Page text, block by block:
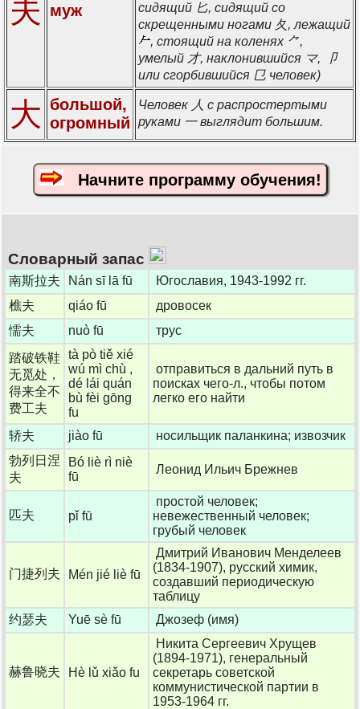
夫 муж
сидящий 匕, сидящий со
скрещенными ногами 夂, лежащий
, стоящий на коленях ⺈,
умелый 才, наклонившийся マ, 卩
или сгорбившийся 㔾 человек)
大 большой,
огромный
Человек 人 с распростертыми
руками 一 выглядит большим.
Начните программу обучения!
Словарный запас
南斯拉夫 Nán sī lā fū
Югославия, 1943-1992 гг.
樵夫
qiáo fū
дровосек
懦夫
nuò fū
трус
踏破铁鞋
无觅处，
得来全不
费工夫
tà pò tiě xié
wú mì chù ,
dé lái quán
bù fèi gōng
fu
отправиться в дальний путь в
поисках чего-л., чтобы потом
легко его найти
轿夫 jiào fū
носильщик паланкина; извозчик
勃列日涅
夫
Bó liè rì niè
fū
Леонид Ильич Брежнев
匹夫 pǐ fū
простой человек;
невежественный человек;
грубый человек
门捷列夫 Mén jié liè fū
Дмитрий Иванович Менделеев
(1834-1907), русский химик,
создавший периодическую
таблицу
约瑟夫
Yuē sè fū Джозеф (имя)
赫鲁晓夫 Hè lǔ xiǎo fu
Никита Сергеевич Хрущев
(1894-1971), генеральный
секретарь советской
коммунистической партии в
1953-1964 гг.